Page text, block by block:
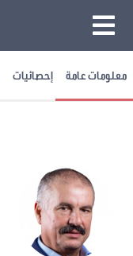
معلومات عامة إحصائيات